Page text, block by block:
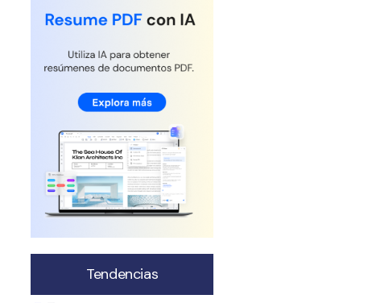
Actualizar a PDFelement V12.
Tendencias